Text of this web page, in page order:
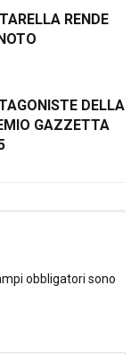
RENDE
DELLA
GAZZETTA
obbligatori sono